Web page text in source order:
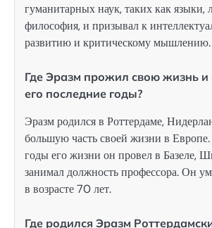
гуманитарных наук, таких как языки,
философия, и призывал к
развитию и критическому мышлению.
Где Эразм прожил свою жизнь
его последние годы?
Эразм родился в Роттердаме,
большую часть своей жизни в
годы его жизни он провел в Базеле,
занимал должность профессора. Он
в возрасте 70 лет.
Где родился Эразм